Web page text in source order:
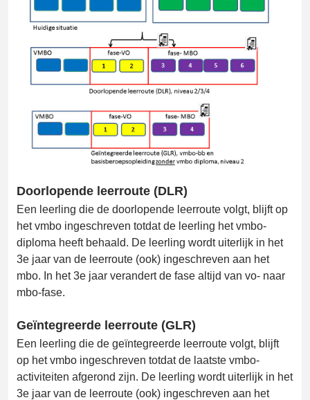
Doorlopende leerroute (DLR)
Een leerling die de doorlopende leerroute volgt, blijft op
het vmbo ingeschreven totdat de leerling het vmbo-
diploma heeft behaald. De leerling wordt uiterlijk in het
3e jaar van de leerroute (ook) ingeschreven aan het
mbo. In het 3e jaar verandert de fase altijd van vo- naar
mbo-fase.
Geïntegreerde leerroute (GLR)
Een leerling die de geïntegreerde leerroute volgt, blijft
op het vmbo ingeschreven totdat de laatste vmbo-
activiteiten afgerond zijn. De leerling wordt uiterlijk in het
3e jaar van de leerroute (ook) ingeschreven aan het